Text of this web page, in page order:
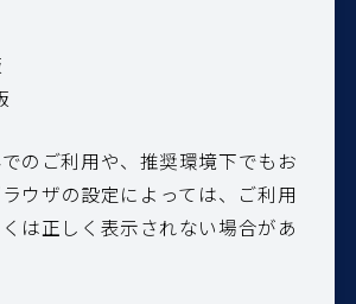
のご利用や、推奨環境下でもお
ウザの設定によっては、ご利用
は正しく表示されない場合があ